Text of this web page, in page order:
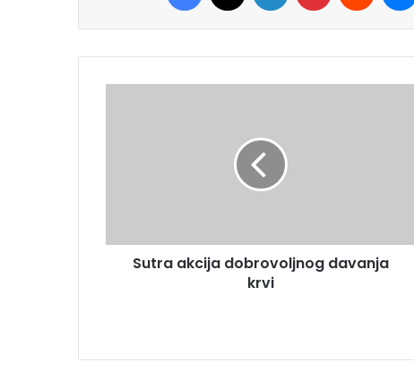
Sutra akcija dobrovoljnog davanja
krvi